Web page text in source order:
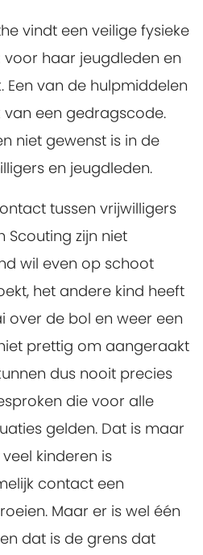
vindt een veilige fysieke
haar jeugdleden en
Een van de hulpmiddelen
een gedragscode.
niet gewenst is in de
en jeugdleden.
tussen vrijwilligers
Scouting zijn niet
wil even op schoot
het andere kind heeft
over de bol en weer een
prettig om aangeraakt
dus nooit precies
die voor alle
gelden. Dat is maar
kinderen is
contact een
Maar er is wel één
dat is de grens dat